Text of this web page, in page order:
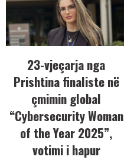
23-vjeçarja nga
Prishtina finaliste në
çmimin global
“Cybersecurity Woman
of the Year 2025”,
votimi i hapur